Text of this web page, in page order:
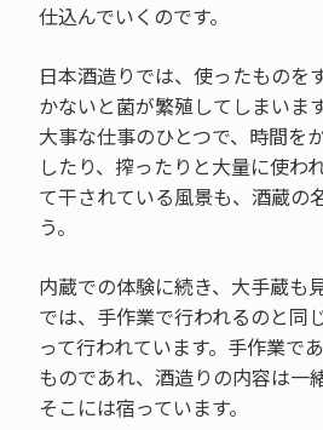
仕込んでいくのです。
日本酒造りでは、使ったものを
かないと菌が繁殖してしまいま
大事な仕事のひとつで、時間を
したり、搾ったりと大量に使わ
て干されている風景も、酒蔵の
う。
内蔵での体験に続き、大手蔵も
では、手作業で行われるのと同
って行われています。手作業で
ものであれ、酒造りの内容は一
そこには宿っています。